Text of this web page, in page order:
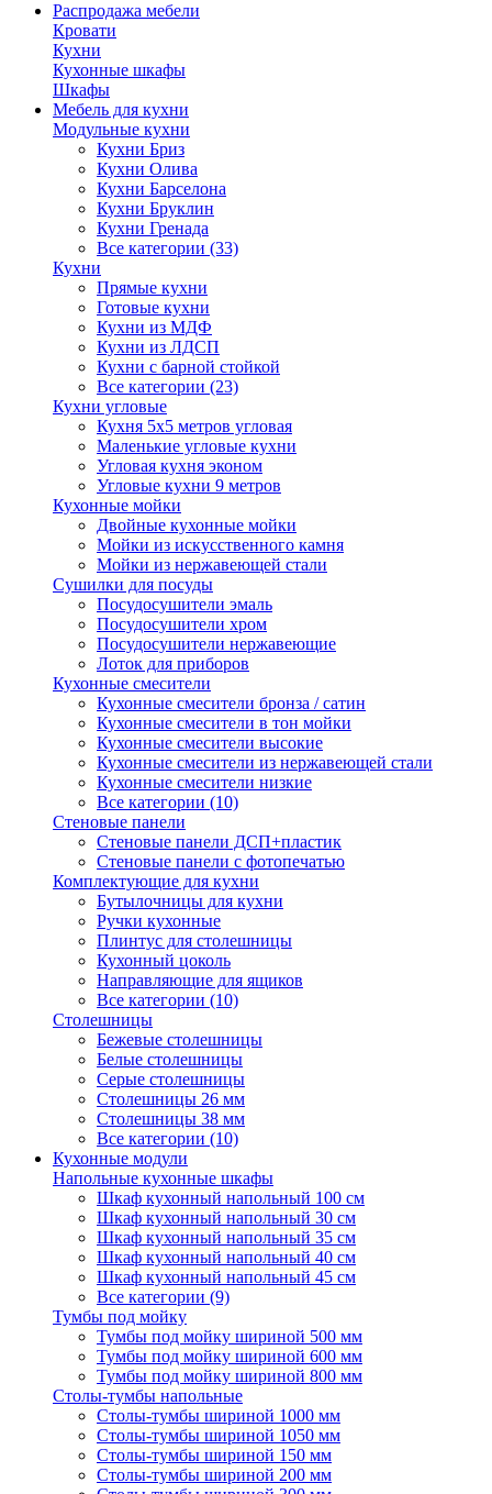
Распродажа мебели
Кровати
Кухни
Кухонные шкафы
Шкафы
Мебель для кухни
Модульные кухни
Кухни Бриз
Кухни Олива
Кухни Барселона
Кухни Бруклин
Кухни Гренада
Все категории (33)
Кухни
Прямые кухни
Готовые кухни
Кухни из МДФ
Кухни из ЛДСП
Кухни с барной стойкой
Все категории (23)
Кухни угловые
Кухня 5х5 метров угловая
Маленькие угловые кухни
Угловая кухня эконом
Угловые кухни 9 метров
Кухонные мойки
Двойные кухонные мойки
Мойки из искусственного камня
Мойки из нержавеющей стали
Сушилки для посуды
Посудосушители эмаль
Посудосушители хром
Посудосушители нержавеющие
Лоток для приборов
Кухонные смесители
Кухонные смесители бронза / сатин
Кухонные смесители в тон мойки
Кухонные смесители высокие
Кухонные смесители из нержавеющей стали
Кухонные смесители низкие
Все категории (10)
Стеновые панели
Стеновые панели ДСП+пластик
Стеновые панели с фотопечатью
Комплектующие для кухни
Бутылочницы для кухни
Ручки кухонные
Плинтус для столешницы
Кухонный цоколь
Направляющие для ящиков
Все категории (10)
Столешницы
Бежевые столешницы
Белые столешницы
Серые столешницы
Столешницы 26 мм
Столешницы 38 мм
Все категории (10)
Кухонные модули
Напольные кухонные шкафы
Шкаф кухонный напольный 100 см
Шкаф кухонный напольный 30 см
Шкаф кухонный напольный 35 см
Шкаф кухонный напольный 40 см
Шкаф кухонный напольный 45 см
Все категории (9)
Тумбы под мойку
Тумбы под мойку шириной 500 мм
Тумбы под мойку шириной 600 мм
Тумбы под мойку шириной 800 мм
Столы-тумбы напольные
Столы-тумбы шириной 1000 мм
Столы-тумбы шириной 1050 мм
Столы-тумбы шириной 150 мм
Столы-тумбы шириной 200 мм